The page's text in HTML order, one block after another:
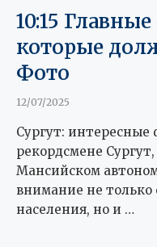
10:15
которые
Фото
12/07/2025
Сургут: интересные
рекордсмене
Мансийском
внимание не
населения, но и …